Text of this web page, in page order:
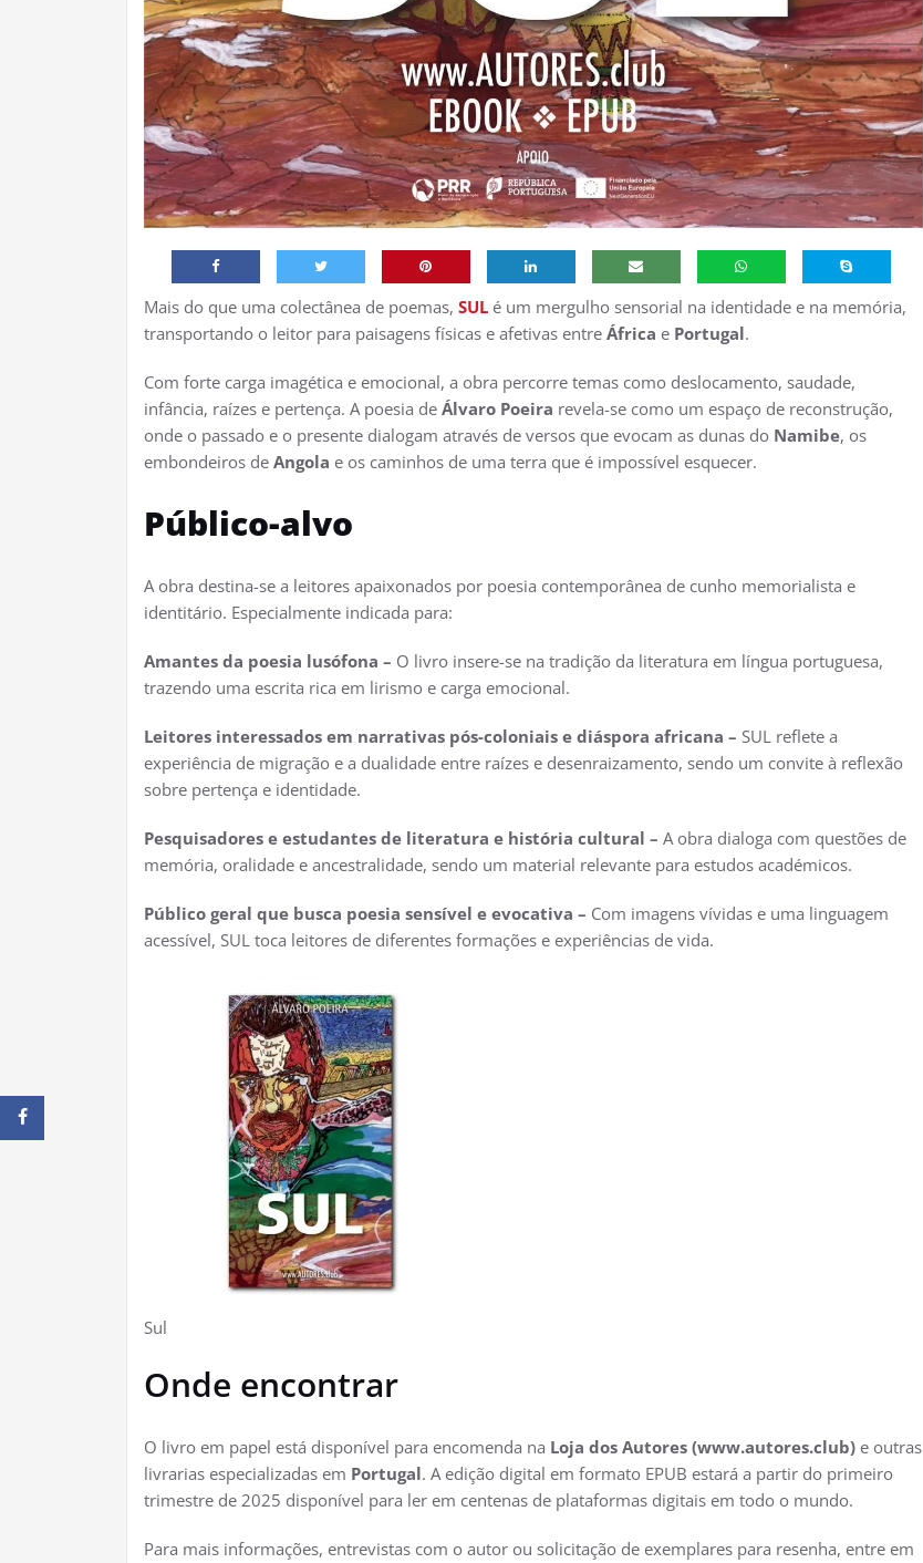
Mais do que uma colectânea de poemas, SUL é um mergulho sensorial na identidade e na memória,
transportando o leitor para paisagens físicas e afetivas entre África e Portugal.
Com forte carga imagética e emocional, a obra percorre temas como deslocamento, saudade,
infância, raízes e pertença. A poesia de Álvaro Poeira revela-se como um espaço de reconstrução,
onde o passado e o presente dialogam através de versos que evocam as dunas do Namibe, os
embondeiros de Angola e os caminhos de uma terra que é impossível esquecer.
Público-alvo
A obra destina-se a leitores apaixonados por poesia contemporânea de cunho memorialista e
identitário. Especialmente indicada para:
Amantes da poesia lusófona – O livro insere-se na tradição da literatura em língua portuguesa,
trazendo uma escrita rica em lirismo e carga emocional.
Leitores interessados em narrativas pós-coloniais e diáspora africana – SUL reflete a
experiência de migração e a dualidade entre raízes e desenraizamento, sendo um convite à reflexão
sobre pertença e identidade.
Pesquisadores e estudantes de literatura e história cultural – A obra dialoga com questões de
memória, oralidade e ancestralidade, sendo um material relevante para estudos académicos.
Público geral que busca poesia sensível e evocativa – Com imagens vívidas e uma linguagem
acessível, SUL toca leitores de diferentes formações e experiências de vida.
Sul
Onde encontrar
O livro em papel está disponível para encomenda na Loja dos Autores (www.autores.club) e outras
livrarias especializadas em Portugal. A edição digital em formato EPUB estará a partir do primeiro
trimestre de 2025 disponível para ler em centenas de plataformas digitais em todo o mundo.
Para mais informações, entrevistas com o autor ou solicitação de exemplares para resenha, entre em